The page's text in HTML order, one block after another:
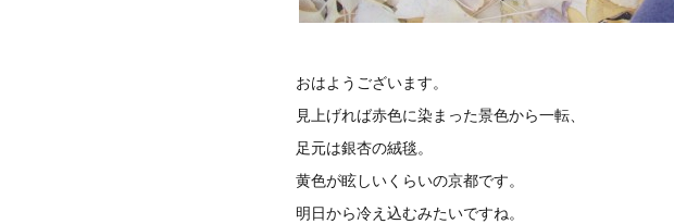
おはようございます。
見上げれば赤色に染まった景色から一転、
足元は銀杏の絨毯。
黄色が眩しいくらいの京都です。
明日から冷え込むみたいですね。